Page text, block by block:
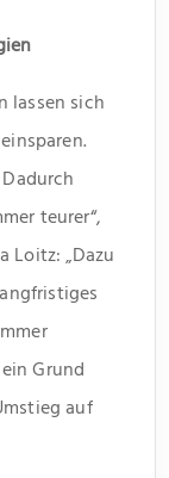
lassen sich
teurer“,
Loitz: „Dazu
Grund
auf